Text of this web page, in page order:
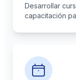
Desarrollar
capacitación